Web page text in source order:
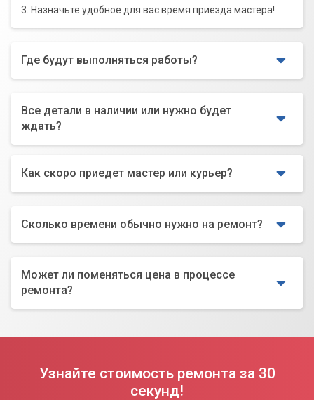
3. Назначьте удобное для вас время приезда мастера!
Где будут выполняться работы?
Все детали в наличии или нужно будет
ждать?
Как скоро приедет мастер или курьер?
Сколько времени обычно нужно на ремонт?
Может ли поменяться цена в процессе
ремонта?
Узнайте стоимость ремонта за 30
секунд!